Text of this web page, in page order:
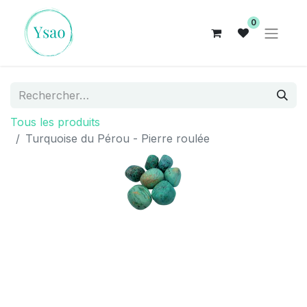
0
Tous les produits
Turquoise du Pérou - Pierre roulée